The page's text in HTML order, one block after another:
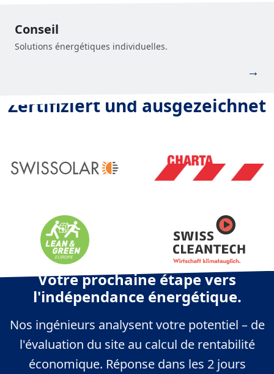
Conseil
Solutions énergétiques individuelles.
→
Zertifiziert und ausgezeichnet
Votre prochaine étape vers
l'indépendance énergétique.
Nos ingénieurs analysent votre potentiel – de
l'évaluation du site au calcul de rentabilité
économique. Réponse dans les 2 jours